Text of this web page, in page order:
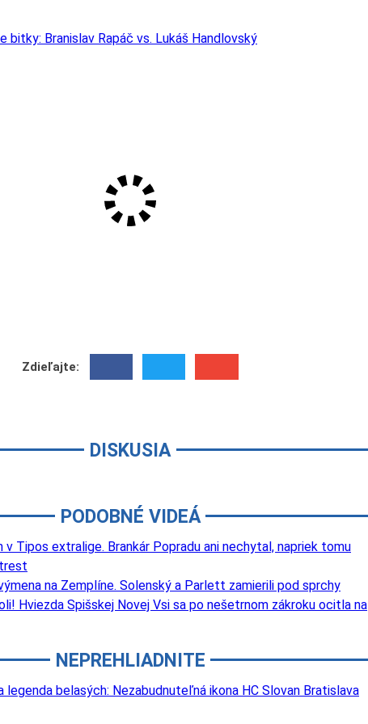
bitky: Branislav Rapáč vs. Lukáš Handlovský
Zdieľajte:
DISKUSIA
PODOBNÉ VIDEÁ
v Tipos extralige. Brankár Popradu ani nechytal, napriek tomu
na Zemplíne. Solenský a Parlett zamierili pod sprchy
Hviezda Spišskej Novej Vsi sa po nešetrnom zákroku ocitla na
NEPREHLIADNITE
legenda belasých: Nezabudnuteľná ikona HC Slovan Bratislava